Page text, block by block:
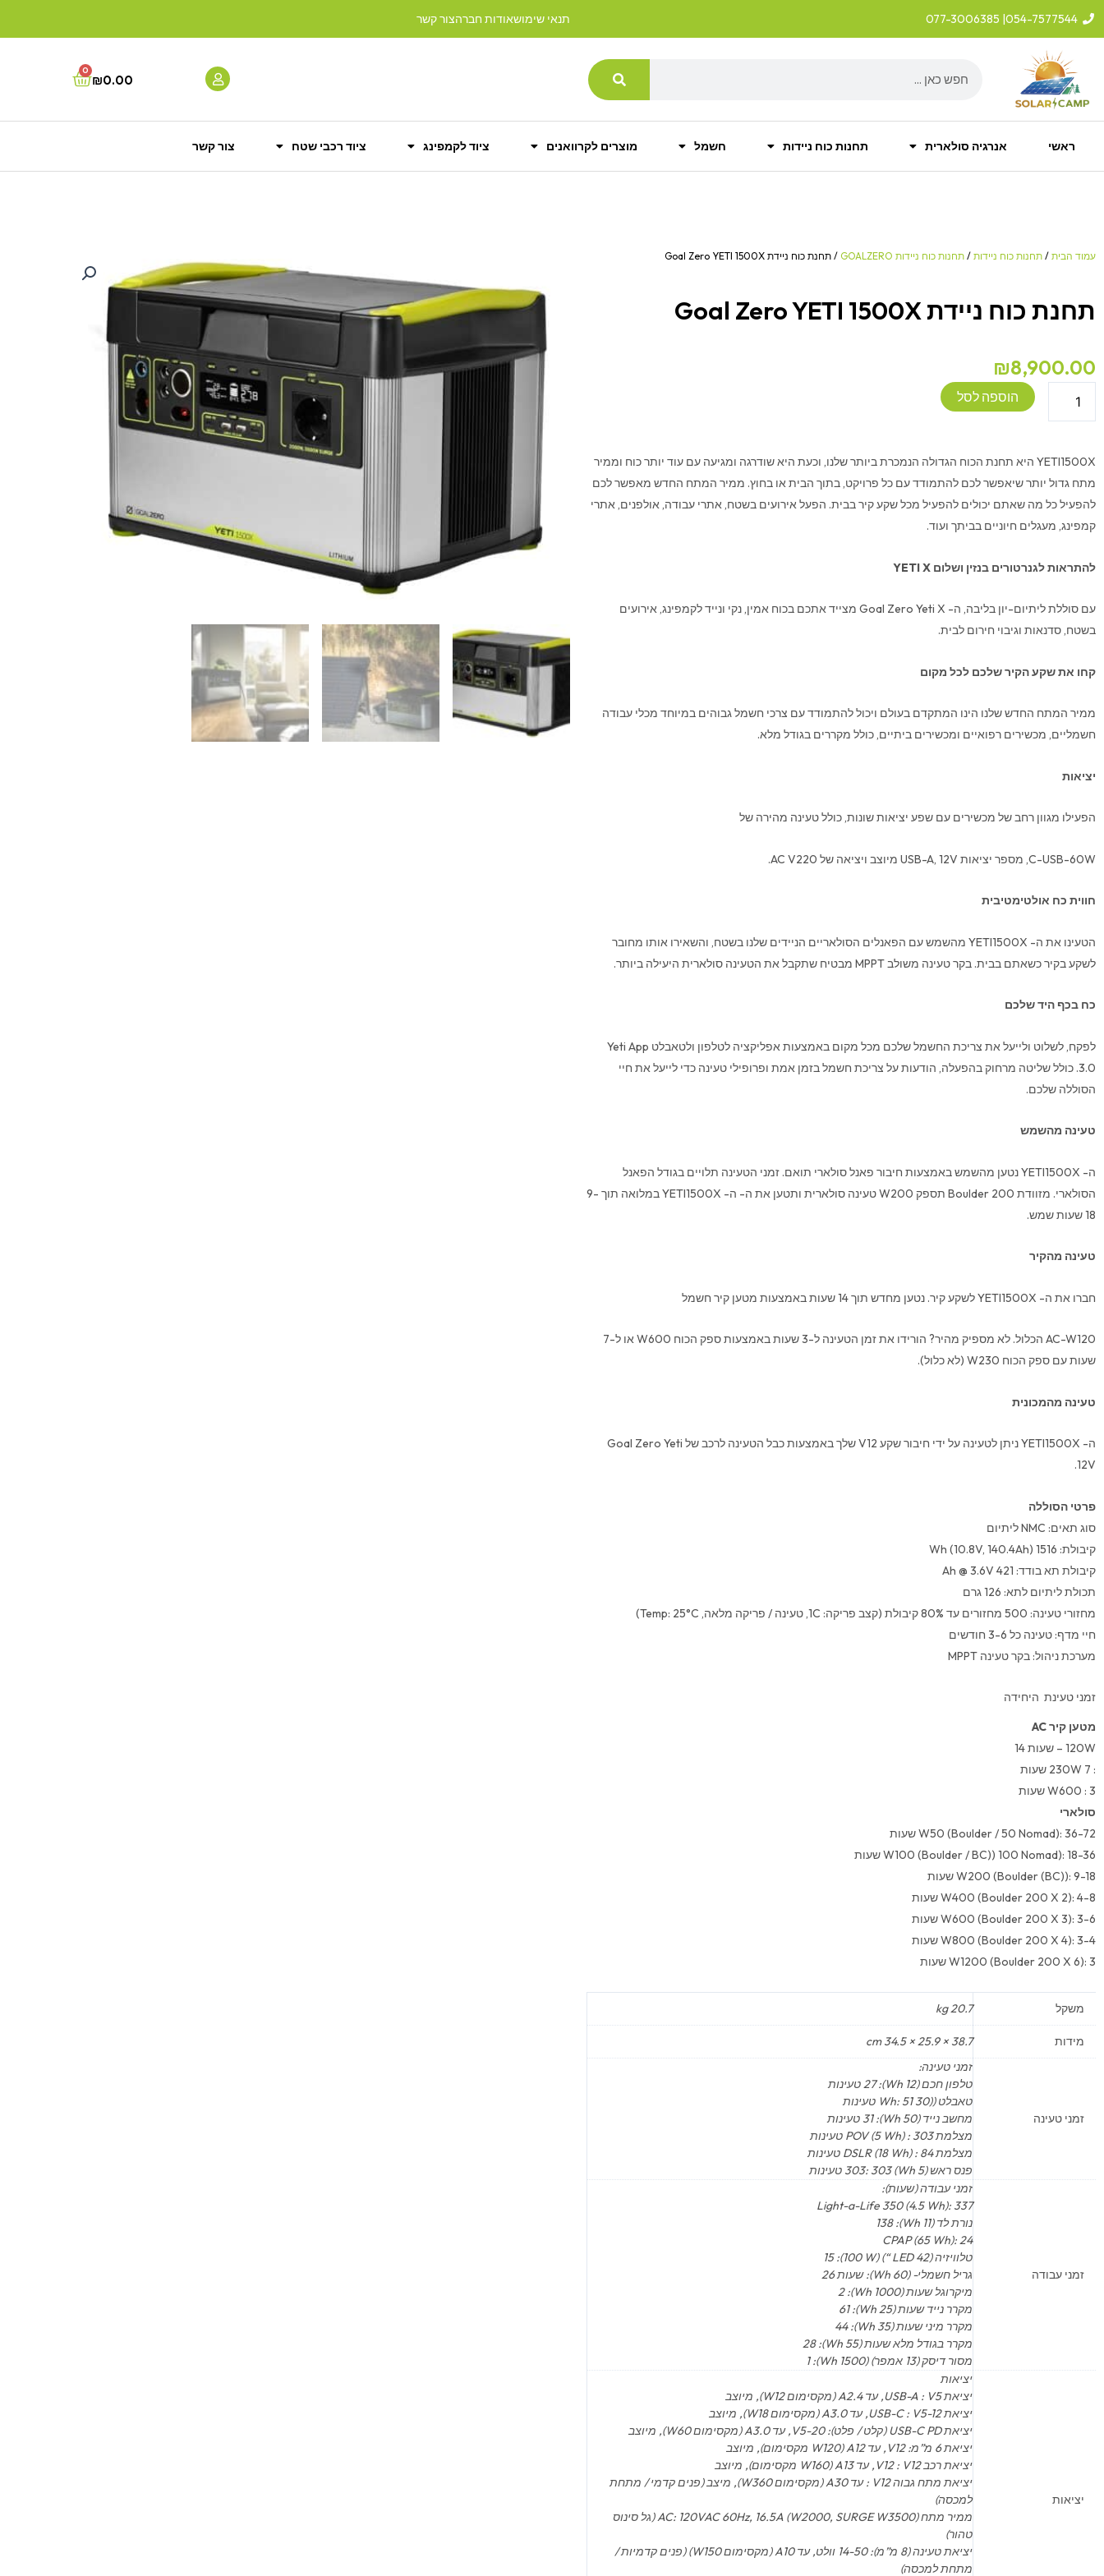
דילוג
054-7577544
| 077-3006385 תנאי שימושאודות חברהצור קשר
₪0.00
0
Cart
ראשי אנרגיה סולארית תחנות כוח ניידות חשמל מוצרים לקרוואנים ציוד לקמפינג ציוד רכבי שטח צור קשר
עמוד הבית / תחנות כוח ניידות / תחנות כוח ניידות GOALZERO / תחנת כוח ניידת Goal Zero YETI 1500X
תחנת כוח ניידת Goal Zero YETI 1500X
₪8,900.00
כוח
ניידת
Goal
Zero
1500X
הוספה לסל
YETI1500X היא תחנת הכוח הגדולה הנמכרת ביותר שלנו, וכעת היא שודרגה ומגיעה עם עוד יותר כוח וממיר
מתח גדול יותר שיאפשר לכם להתמודד עם כל פרויקט, בתוך הבית או בחוץ. ממיר המתח החדש מאפשר לכם
להפעיל כל מה שאתם יכולים להפעיל מכל שקע קיר בבית. הפעל אירועים בשטח, אתרי עבודה, אולפנים, אתרי
קמפינג, מעגלים חיוניים בביתך ועוד.
להתראות לגנרטורים בנזין ושלום YETI X
עם סוללת ליתיום-יון בליבה, ה- Goal Zero Yeti X מצייד אתכם בכוח אמין, נקי ונייד לקמפינג, אירועים
בשטח, סדנאות וגיבוי חירום לבית.
קחו את שקע הקיר שלכם לכל מקום
ממיר המתח החדש שלנו הינו המתקדם בעולם ויכול להתמודד עם צרכי חשמל גבוהים במיוחד מכלי עבודה
חשמליים, מכשירים רפואיים ומכשירים ביתיים, כולל מקררים בגודל מלא.
יציאות
הפעילו מגוון רחב של מכשירים עם שפע יציאות שונות, כולל טעינה מהירה של
C-USB-60W, מספר יציאות USB-A, 12V מיוצב ויציאה של AC V220.
חווית כח אולטימטיבית
הטעינו את ה- YETI1500X מהשמש עם הפאנלים הסולאריים הניידים שלנו בשטח, והשאירו אותו מחובר
לשקע בקיר כשאתם בבית. בקר טעינה משולב MPPT מבטיח שתקבל את הטעינה סולארית היעילה ביותר.
כח בכף היד שלכם
לפקח, לשלוט ולייעל את צריכת החשמל שלכם מכל מקום באמצעות אפליקציה לטלפון ולטאבלט Yeti App
3.0. כולל שליטה מרחוק בהפעלה, הודעות על צריכת חשמל בזמן אמת ופרופילי טעינה כדי לייעל את חיי
הסוללה שלכם.
טעינה מהשמש
ה- YETI1500X נטען מהשמש באמצעות חיבור פאנל סולארי תואם. זמני הטעינה תלויים בגודל הפאנל
הסולארי. מזוודת Boulder 200 תספק W200 טעינה סולארית ותטען את ה- ה- YETI1500X במלואה תוך 9-
18 שעות שמש.
טעינה מהקיר
חברו את ה- YETI1500X לשקע קיר. נטען מחדש תוך 14 שעות באמצעות מטען קיר חשמל
AC-W120 הכלול. לא מספיק מהיר? הורידו את זמן הטעינה ל-3 שעות באמצעות ספק הכוח W600 או ל-7
שעות עם ספק הכוח W230 (לא כלול).
טעינה מהמכונית
ה- YETI1500X ניתן לטעינה על ידי חיבור שקע V12 שלך באמצעות כבל הטעינה לרכב של Goal Zero Yeti
12V.
פרטי הסוללה
סוג תאים: NMC ליתיום
קיבולת: Wh (10.8V, 140.4Ah) 1516
קיבולת תא בודד: Ah @ 3.6V 421
תכולת ליתיום לתא: 126 גרם
מחזורי טעינה: 500 מחזורים עד 80% קיבולת (קצב פריקה: 1C, טעינה / פריקה מלאה, Temp: 25°C)
חיי מדף: טעינה כל 3-6 חודשים
מערכת ניהול: בקר טעינה MPPT
זמני טעינת היחידה
מטען קיר AC
120W – שעות 14
: 230W 7 שעות
W600 : 3 שעות
סולארי
W50 (Boulder / 50 Nomad): 36-72 שעות
W100 (Boulder / BC)) 100 Nomad): 18-36 שעות
W200 (Boulder (BC)): 9-18 שעות
W400 (Boulder 200 X 2): 4-8 שעות
W600 (Boulder 200 X 3): 3-6 שעות
W800 (Boulder 200 X 4): 3-4 שעות
W1200 (Boulder 200 X 6): 3 שעות
משקל 20.7 kg
מידות 38.7 × 25.9 × 34.5 cm
זמני טעינה
זמני טעינה:
טלפון חכם (12 Wh): 27 טעינות
טאבלט ((30 Wh: 51 טעינות
מחשב נייד (50 Wh): 31 טעינות
מצלמת POV (5 Wh) : 303 טעינות
מצלמת DSLR (18 Wh) : 84 טעינות
פנס ראש (5 Wh) 303: 303 טעינות
זמני עבודה
זמני עבודה (שעות):
Light-a-Life 350 (4.5 Wh): 337
נורת לד (11 Wh): 138
CPAP (65 Wh): 24
טלוויזיה (LED 42 “) (100 W): 15
גריל חשמלי- (60 Wh): שעות 26
מיקרוגל שעות (1000 Wh): 2
מקרר נייד שעות (25 Wh): 61
מקרר מיני שעות (35 Wh): 44
מקרר בגודל מלא שעות (55 Wh): 28
מסור דיסק (13 אמפר) (1500 Wh): 1
יציאות
יציאות
יציאת USB-A : V5, עד A2.4 (מקסימום W12), מיוצב
יציאת USB-C : V5-12, עד A3.0 (מקסימום W18), מיוצב
יציאת USB-C PD (קלט / פלט): V5-20, עד A3.0 (מקסימום W60), מיוצב
יציאת 6 מ”מ: V12, עד A12 (W120 מקסימום), מיוצב
יציאת רכב V12 : V12, עד A13 (W160 מקסימום), מיוצב
יציאת מתח גבוה V12 : עד A30 (מקסימום W360), מיצב (פנים קדמי / מתחת
למכסה)
ממיר מתח AC: 120VAC 60Hz, 16.5A (W2000, SURGE W3500) (גל סינוס
טהור)
יציאת טעינה (8 מ”מ): 14-50 וולט, עד A10 (מקסימום W150) (פנים קדמיות /
מתחת למכסה)